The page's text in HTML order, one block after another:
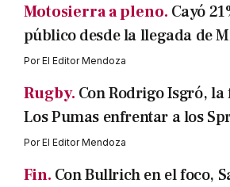
Motosierra a pleno. Cayó
público desde la llegada de
PorEl Editor Mendoza
Rugby. Con Rodrigo Isgró,
Los Pumas enfrentar a los
PorEl Editor Mendoza
Fin. Con Bullrich en el foco,